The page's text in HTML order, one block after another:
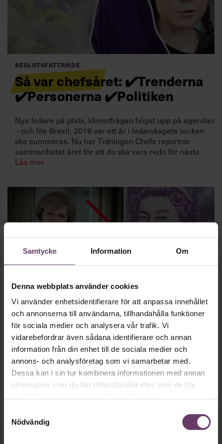
Samtycke Information Om
Denna webbplats använder cookies
Vi använder enhetsidentifierare för att anpassa innehållet
och annonserna till användarna, tillhandahålla funktioner
för sociala medier och analysera vår trafik. Vi
vidarebefordrar även sådana identifierare och annan
information från din enhet till de sociala medier och
annons- och analysföretag som vi samarbetar med.
Dessa kan i sin tur kombinera informationen med annan
information som du har tillhandahållit eller som de har
Nödvändig
Logga in
personuppgiftsbehandling
Beslutsfattande
Så var chefsåret: ✔️Trenderna
✔️Personerna ✔️Politiken
Nya ledare på plats, klimatfrågan högst upp på agendan
– och lite Brexit. 2018 var ett år i ledarskapets tecken
ska summeras. Nu har Tidningen Chefs reportrar
sammanfattat året för att du ska vara redo för nästa.
Läs mer
Höga chefslöner blir offentliga i
England
En chef eller 144 arbetare. I England har lönerna ökat snabbt
inom börsnoterade företag – vilket påverkat arbetsmoralen
hos medarbetarna. Nu ska ett nytt initiativ råda bot på det.